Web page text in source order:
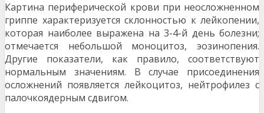
Картина периферической крови при неосложненном
гриппе характеризуется склонностью к лейкопении,
кото­рая наиболее выражена на 3-4-й день болезни;
отмеча­ется небольшой моноцитоз, эозинопения.
Другие показа­тели, как правило, соответствуют
нормальным значениям. В случае присоединения
осложнений появляется лейко­цитоз, нейтрофилез с
палочкоядерным сдвигом.